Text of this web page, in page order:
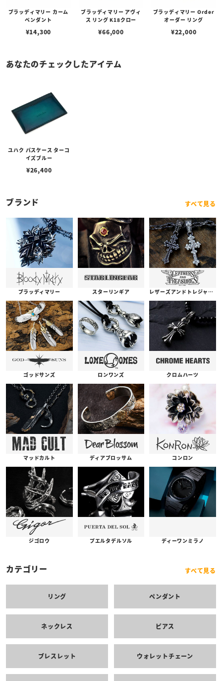
ブラッディマリー カーム
ペンダント
¥14,300
ブラッディマリー アヴィ
ス リング K18クロー
¥66,000
ブラッディマリー Order
オーダー リング
¥22,000
あなたのチェックしたアイテム
ユハク パスケース ターコ
イズブルー
¥26,400
ブランド すべて見る
ブラッディマリー スターリンギア レザーズアンドトレジャーズ
ゴッドサンズ ロンワンズ クロムハーツ
マッドカルト ディアブロッサム コンロン
ジゴロウ プエルタデルソル ディーワンミラノ
カテゴリー すべて見る
リング ペンダント
ネックレス ピアス
ブレスレット ウォレットチェーン